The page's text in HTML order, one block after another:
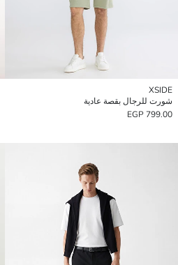
XSIDE
شورت للرجال بقصة عادية
799.00 EGP